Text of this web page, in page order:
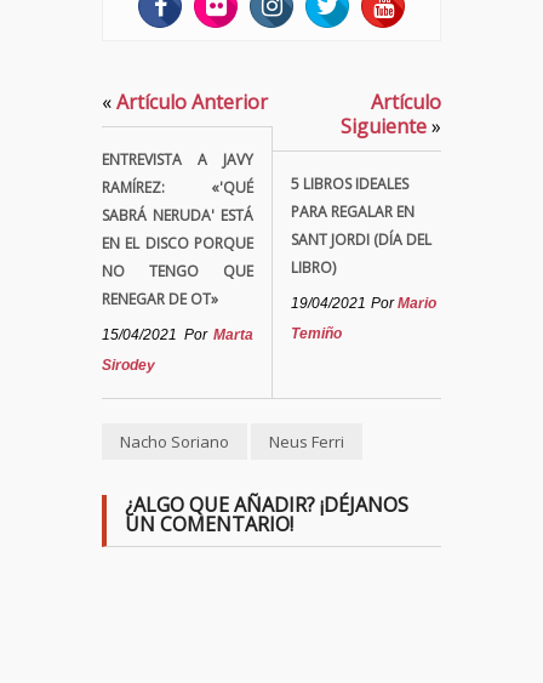
«Artículo Anterior
ENTREVISTA A JAVY
RAMÍREZ: «'QUÉ
SABRÁ NERUDA' ESTÁ
EN EL DISCO PORQUE
NO TENGO QUE
RENEGAR DE OT»
15/04/2021 Por Marta
Sirodey
Artículo
Siguiente»
5 LIBROS IDEALES
PARA REGALAR EN
SANT JORDI (DÍA DEL
LIBRO)
19/04/2021 PorMario
Temiño
Nacho Soriano Neus Ferri
¿ALGO QUE AÑADIR? ¡DÉJANOS
UN COMENTARIO!